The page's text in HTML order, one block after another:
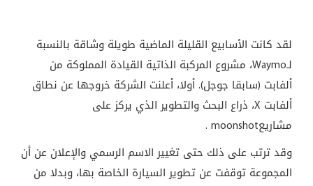
لقد كانت الأسابيع القليلة الماضية طويلة وشاقة بالنسبة
لـWaymo، مشروع المركبة الذاتية القيادة المملوكة من
ألفابت (سابقا جوجل). أولا، أعلنت الشركة خروجها عن نطاق
ألفابت X، ذراع البحث والتطوير الذي يركز على
مشاريعmoonshot
.
وقد ترتب على ذلك حتى تغيير الاسم الرسمي والإعلان عن أن
المجموعة توقفت عن تطوير السيارة الخاصة بها، وبدلا من